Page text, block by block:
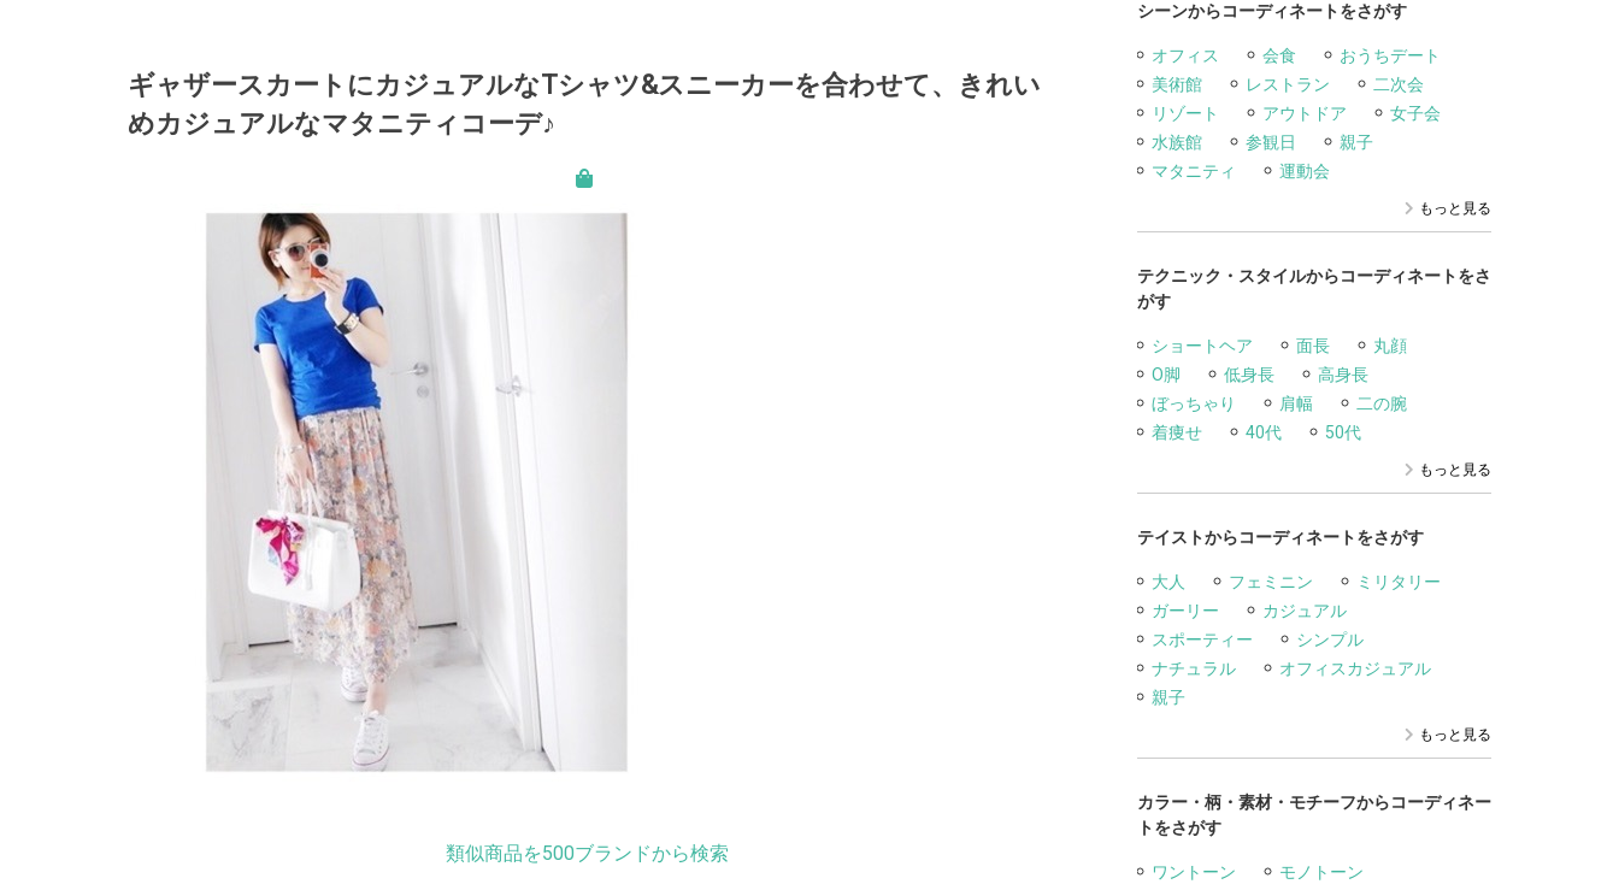
ギャザースカートにカジュアルなTシャツ&スニーカーを合わせて、きれい
めカジュアルなマタニティコーデ♪
類似商品を500ブランドから検索
シーンからコーディネートをさがす
オフィス 会食
おうちデート
美術館
レストラン
二次会
リゾート
アウトドア
女子会
水族館
参観日
親子
マタニティ
運動会
もっと見る
テクニック・スタイルからコーディネートをさ
がす
ショートヘア 面長
丸顔
O脚
低身長
高身長
ぼっちゃり
肩幅
二の腕
着痩せ
40代 50代
もっと見る
テイストからコーディネートをさがす
大人 フェミニン
ミリタリー
ガーリー
カジュアル
スポーティー
シンプル
ナチュラル
オフィスカジュアル
親子
もっと見る
カラー・柄・素材・モチーフからコーディネー
トをさがす
ワントーン
モノトーン